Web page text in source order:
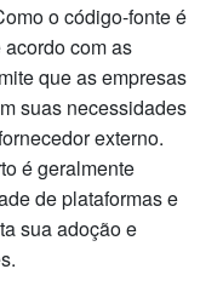
o código-fonte é
com as
que as empresas
suas necessidades
externo.
é geralmente
de plataformas e
sua adoção e